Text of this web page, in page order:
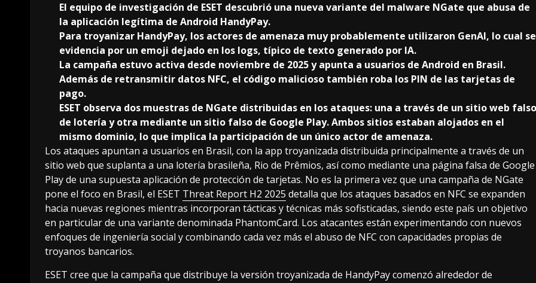
El equipo de investigación de ESET descubrió una nueva variante del malware NGate que abusa de
la aplicación legítima de Android HandyPay.
Para troyanizar HandyPay, los actores de amenaza muy probablemente utilizaron GenAI, lo cual se
evidencia por un emoji dejado en los logs, típico de texto generado por IA.
La campaña estuvo activa desde noviembre de 2025 y apunta a usuarios de Android en Brasil.
Además de retransmitir datos NFC, el código malicioso también roba los PIN de las tarjetas de
pago.
ESET observa dos muestras de NGate distribuidas en los ataques: una a través de un sitio web falso
de lotería y otra mediante un sitio falso de Google Play. Ambos sitios estaban alojados en el
mismo dominio, lo que implica la participación de un único actor de amenaza.
Los ataques apuntan a usuarios en Brasil, con la app troyanizada distribuida principalmente a través de un
sitio web que suplanta a una lotería brasileña, Rio de Prêmios, así como mediante una página falsa de Google
Play de una supuesta aplicación de protección de tarjetas. No es la primera vez que una campaña de NGate
pone el foco en Brasil, el ESET Threat Report H2 2025 detalla que los ataques basados en NFC se expanden
hacia nuevas regiones mientras incorporan tácticas y técnicas más sofisticadas, siendo este país un objetivo
en particular de una variante denominada PhantomCard. Los atacantes están experimentando con nuevos
enfoques de ingeniería social y combinando cada vez más el abuso de NFC con capacidades propias de
troyanos bancarios.
ESET cree que la campaña que distribuye la versión troyanizada de HandyPay comenzó alrededor de